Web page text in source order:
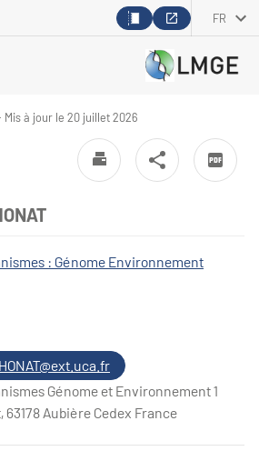
FR
à jour le 20 juillet 2026
: Génome Environnement
Génome et Environnement 1
Aubière Cedex France